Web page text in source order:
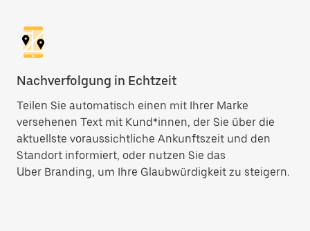
Nachverfolgung in Echtzeit
Teilen Sie automatisch einen mit Ihrer Marke
versehenen Text mit Kund*innen, der Sie über die
aktuellste voraussichtliche Ankunftszeit und den
Standort informiert, oder nutzen Sie das
Uber Branding, um Ihre Glaubwürdigkeit zu steigern.